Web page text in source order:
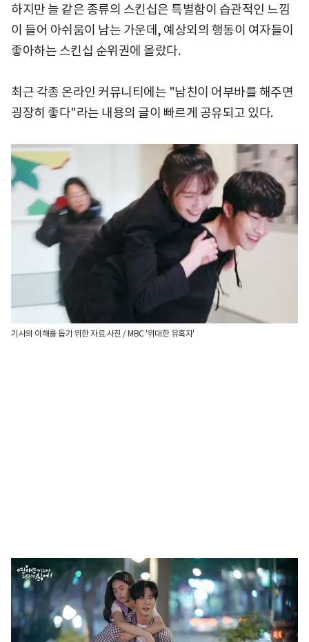
하지만 늘 같은 종류의 스킨십은 특별함이 습관적인 느낌
이 들어 아쉬움이 남는 가운데, 예상외의 행동이 여자들이
좋아하는 스킨십 순위권에 올랐다.
최근 각종 온라인 커뮤니티에는 "남친이 어부바를 해주면
굉장히 좋다"라는 내용의 글이 빠르게 공유되고 있다.
기사의 이해를 돕기 위한 자료 사진 / MBC '위대한 유혹자'